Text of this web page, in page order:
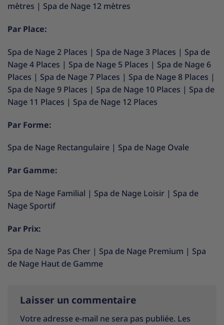
mètres | Spa de Nage 12 mètres
Par Place:
Spa de Nage 2 Places | Spa de Nage 3 Places | Spa de
Nage 4 Places | Spa de Nage 5 Places | Spa de Nage 6
Places | Spa de Nage 7 Places | Spa de Nage 8 Places |
Spa de Nage 9 Places | Spa de Nage 10 Places | Spa de
Nage 11 Places | Spa de Nage 12 Places
Par Forme:
Spa de Nage Rectangulaire | Spa de Nage Ovale
Par Gamme:
Spa de Nage Familial | Spa de Nage Loisir | Spa de
Nage Sportif
Par Prix:
Spa de Nage Pas Cher | Spa de Nage Premium | Spa
de Nage Haut de Gamme
Laisser un commentaire
Votre adresse e-mail ne sera pas publiée. Les